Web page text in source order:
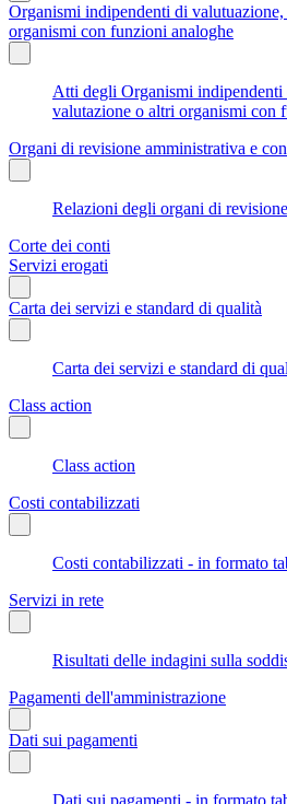
Organismi indipendenti di
organismi con funzioni analoghe
Atti degli Organismi
valutazione o altri organismi con
Organi di revisione amministrativa e
Relazioni degli organi di
Corte dei conti
Servizi erogati
Carta dei servizi e standard di qualità
Carta dei servizi e standard di
Class action
Class action
Costi contabilizzati
Costi contabilizzati - in formato
Servizi in rete
Risultati delle indagini sulla
Pagamenti dell'amministrazione
Dati sui pagamenti
Dati sui pagamenti - in formato